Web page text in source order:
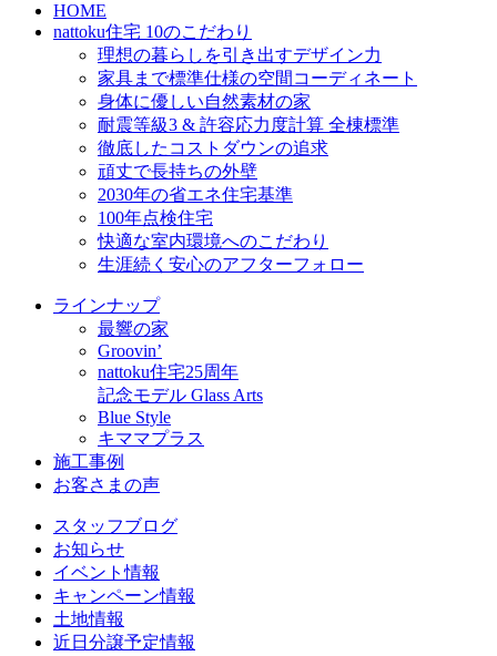
HOME
nattoku住宅 10のこだわり
理想の暮らしを引き出すデザイン力
家具まで標準仕様の空間コーディネート
身体に優しい自然素材の家
耐震等級3 & 許容応力度計算 全棟標準
徹底したコストダウンの追求
頑丈で長持ちの外壁
2030年の省エネ住宅基準
100年点検住宅
快適な室内環境へのこだわり
生涯続く安心のアフターフォロー
ラインナップ
最響の家
Groovin’
nattoku住宅25周年
記念モデル Glass Arts
Blue Style
キママプラス
施工事例
お客さまの声
スタッフブログ
お知らせ
イベント情報
キャンペーン情報
土地情報
近日分譲予定情報